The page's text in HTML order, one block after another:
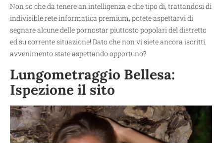
Non so che da tenere an intelligenza e che tipo di, trattandosi di
indivisible rete informatica premium, potete aspettarvi di
segnare alcune delle pornostar piuttosto popolari del distretto
ed su corrente situazione! Dato che non vi siete ancora iscritti,
avvenimento state aspettando opportuno?
Lungometraggio Bellesa:
Ispezione il sito